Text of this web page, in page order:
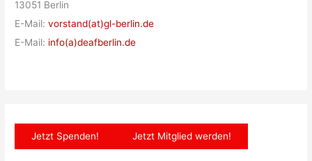
13051 Berlin
E-Mail:vorstand(at)gl-berlin.de
E-Mail: info(a)deafberlin.de
Jetzt Spenden! Jetzt Mitglied werden!